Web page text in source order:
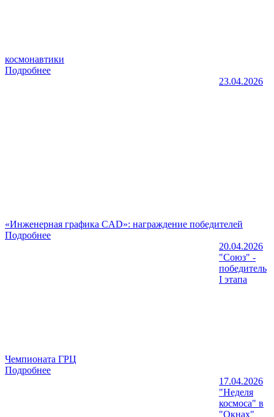
космонавтики
Подробнее
23.04.2026
«Инженерная графика CAD»: награждение победителей
Подробнее
20.04.2026
"Союз" -
победитель
I этапа
Чемпионата ГРЦ
Подробнее
17.04.2026
"Неделя
космоса" в
"Окнах"